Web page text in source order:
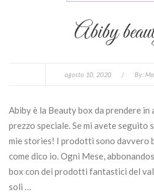
Abiby
agosto 10, 2020 / By:
Abiby è la Beauty box da prendere in
prezzo speciale. Se mi avete seguito
mie stories! I prodotti sono davvero
come dico io. Ogni Mese,
box con dei prodotti fantastici del
soli …